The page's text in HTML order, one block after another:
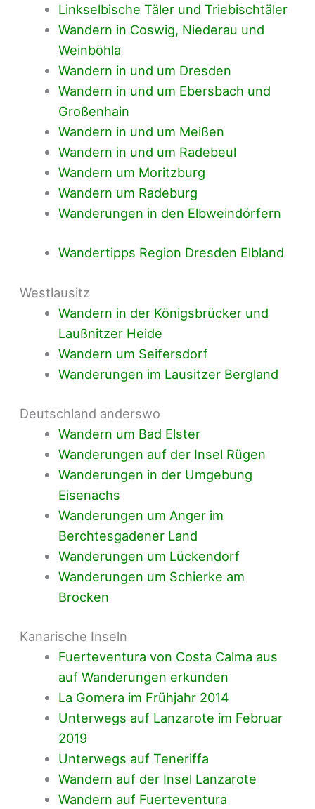
Linkselbische Täler und Triebischtäler
Wandern in Coswig, Niederau und
Weinböhla
Wandern in und um Dresden
Wandern in und um Ebersbach und
Großenhain
Wandern in und um Meißen
Wandern in und um Radebeul
Wandern um Moritzburg
Wandern um Radeburg
Wanderungen in den Elbweindörfern
Wandertipps Region Dresden Elbland
Westlausitz
Wandern in der Königsbrücker und
Laußnitzer Heide
Wandern um Seifersdorf
Wanderungen im Lausitzer Bergland
Deutschland anderswo
Wandern um Bad Elster
Wanderungen auf der Insel Rügen
Wanderungen in der Umgebung
Eisenachs
Wanderungen um Anger im
Berchtesgadener Land
Wanderungen um Lückendorf
Wanderungen um Schierke am
Brocken
Kanarische Inseln
Fuerteventura von Costa Calma aus
auf Wanderungen erkunden
La Gomera im Frühjahr 2014
Unterwegs auf Lanzarote im Februar
2019
Unterwegs auf Teneriffa
Wandern auf der Insel Lanzarote
Wandern auf Fuerteventura